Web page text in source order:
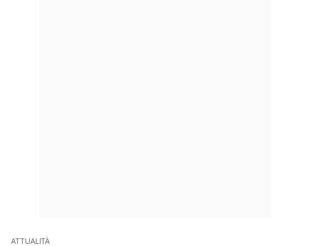
ATTUALITÀ